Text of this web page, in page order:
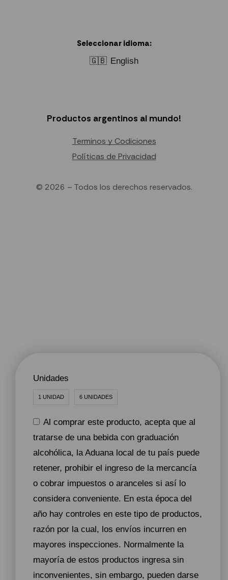
Unidades
1 UNIDAD 6 UNIDADES
Al comprar este producto, acepta que al
tratarse de una bebida con graduación
alcohólica, la Aduana local de tu país puede
retener, prohibir el ingreso de la mercancía
o cobrar impuestos o aranceles si así lo
considera conveniente. En esta época del
año hay controles en este tipo de productos,
razón por la cual, los envíos incurren en
mayores inspecciones. Normalmente la
mayoría de estos productos ingresa sin
inconvenientes, sin embargo, pueden darse
Seleccionar idioma:
🇬🇧 English
Productos argentinos al mundo!
Terminos y Codiciones
Políticas de Privacidad
© 2026 – Todos los derechos reservados.